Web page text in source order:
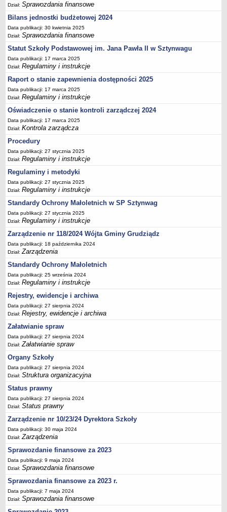
Dział:Sprawozdania finansowe
Bilans jednostki budżetowej 2024
Data publikacji: 30 kwietnia 2025
Dział:Sprawozdania finansowe
Statut Szkoły Podstawowej im. Jana Pawła II w Sztynwagu
Data publikacji: 17 marca 2025
Dział:Regulaminy i instrukcje
Raport o stanie zapewnienia dostępności 2025
Data publikacji: 17 marca 2025
Dział:Regulaminy i instrukcje
Oświadczenie o stanie kontroli zarządczej 2024
Data publikacji: 17 marca 2025
Dział:Kontrola zarządcza
Procedury
Data publikacji: 27 stycznia 2025
Dział:Regulaminy i instrukcje
Regulaminy i metodyki
Data publikacji: 27 stycznia 2025
Dział:Regulaminy i instrukcje
Standardy Ochrony Małoletnich w SP Sztynwag
Data publikacji: 27 stycznia 2025
Dział:Regulaminy i instrukcje
Zarządzenie nr 118/2024 Wójta Gminy Grudziądz
Data publikacji: 18 października 2024
Dział:Zarządzenia
Standardy Ochrony Małoletnich
Data publikacji: 25 września 2024
Dział:Regulaminy i instrukcje
Rejestry, ewidencje i archiwa
Data publikacji: 27 sierpnia 2024
Dział:Rejestry, ewidencje i archiwa
Załatwianie spraw
Data publikacji: 27 sierpnia 2024
Dział:Załatwianie spraw
Organy Szkoły
Data publikacji: 27 sierpnia 2024
Dział:Struktura organizacyjna
Status prawny
Data publikacji: 27 sierpnia 2024
Dział:Status prawny
Zarządzenie nr 10/23/24 Dyrektora Szkoły
Data publikacji: 30 maja 2024
Dział:Zarządzenia
Sprawozdanie finansowe za 2023
Data publikacji: 9 maja 2024
Dział:Sprawozdania finansowe
Sprawozdania finansowe za 2023 r.
Data publikacji: 7 maja 2024
Dział:Sprawozdania finansowe